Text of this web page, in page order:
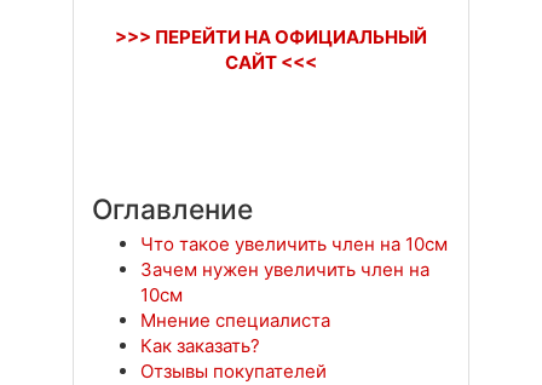
>>> ПЕРЕЙТИ НА ОФИЦИАЛЬНЫЙ
САЙТ <<<
Оглавление
Что такое увеличить член на 10см
Зачем нужен увеличить член на
10см
Мнение специалиста
Как заказать?
Отзывы покупателей